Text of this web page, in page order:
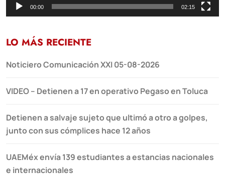
00:00 02:15
LO MÁS RECIENTE
Noticiero Comunicación XXI 05-08-2026
VIDEO – Detienen a 17 en operativo Pegaso en Toluca
Detienen a salvaje sujeto que ultimó a otro a golpes,
junto con sus cómplices hace 12 años
UAEMéx envía 139 estudiantes a estancias nacionales
e internacionales